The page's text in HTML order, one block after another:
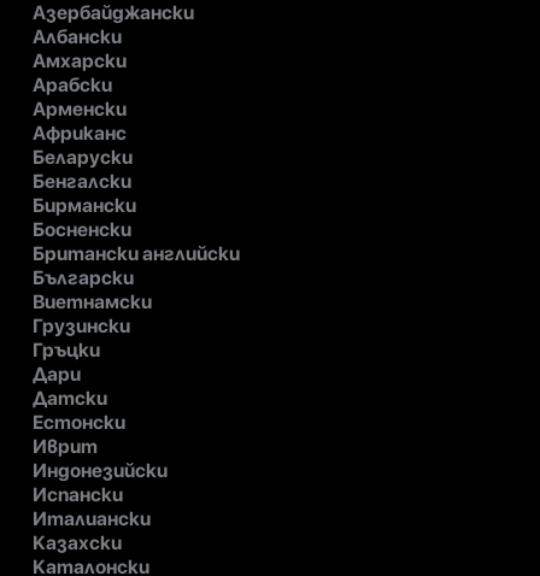
Азербайджански
Албански
Амхарски
Арабски
Арменски
Африканс
Беларуски
Бенгалски
Бирмански
Босненски
Британски английски
Български
Виетнамски
Грузински
Гръцки
Дари
Датски
Естонски
Иврит
Индонезийски
Испански
Италиански
Казахски
Каталонски